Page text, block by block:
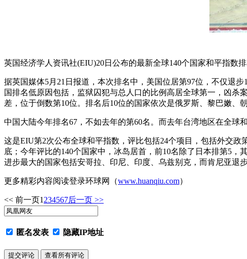
英国经济学人资讯社(EIU)20日公布的最新全球140个国家和平指数
据英国媒体5月21日报道，本次排名中，美国位居第97位，不仅退
国排名低原因包括，监狱囚犯与总人口的比例高居全球第一，凶
差，位于倒数第10位。排名后10位的国家依次是俄罗斯、黎巴嫩、
中国大陆今年排名67，不如去年的第60名。而去年台湾地区在全球
这是EIU第2次公布全球和平指数，评比包括24个项目，包括外交
底；今年评比的140个国家中，冰岛居首，前10名除了日本排第5
进步最大的国家包括安哥拉、印尼、印度、乌兹别克，而肯尼亚退
更多精彩内容阅读登录环球网（www.huanqiu.com）
<< 前一页1 234567后一页 >>
匿名发表 隐藏IP地址